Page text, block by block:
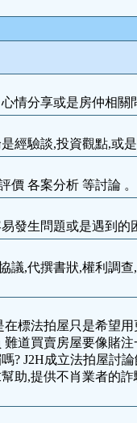
情分享或是房仲相關
經驗談,投資觀點,或
價 各案分析 等討論 。
發生問題或是遇到的
議,代撰書狀,權利調
標法拍屋只是希望
道買賣房屋要像賭
? J2H成立法拍屋討
助,提供不肖業者的